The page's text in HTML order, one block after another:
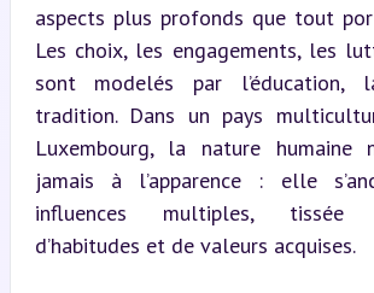
aspects plus profonds que tout
Les choix, les engagements, les
sont modelés par l’éducation,
tradition. Dans un pays
Luxembourg, la nature humaine
jamais à l’apparence : elle
influences multiples, tissée
d’habitudes et de valeurs acquises.